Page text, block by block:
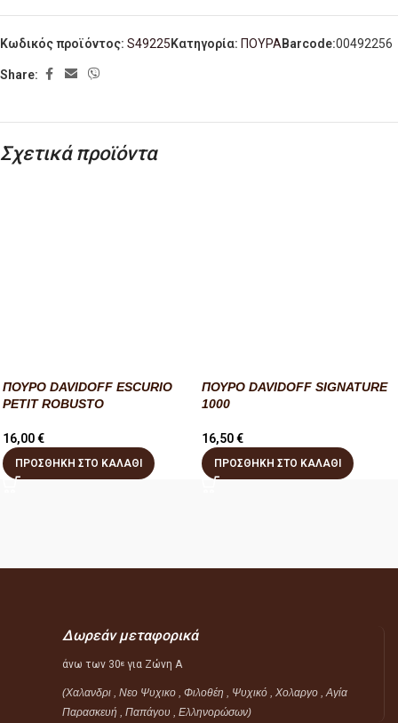
Κωδικός προϊόντος: S49225Κατηγορία: ΠΟΥΡΑBarcode:00492256
Share:
Σχετικά προϊόντα
ΠΟΥΡΟ DAVIDOFF ESCURIO
PETIT ROBUSTO
16,00€
ΠΡΟΣΘΉΚΗ ΣΤΟ ΚΑΛΆΘΙ
ΠΟΥΡΟ DAVIDOFF SIGNATURE
1000
16,50€
ΠΡΟΣΘΉΚΗ ΣΤΟ ΚΑΛΆΘΙ
Δωρεάν μεταφορικά
άνω των 30ε για Ζώνη Α
(Χαλανδρι , Νεο Ψυχικο , Φιλοθέη , Ψυχικό , Χολαργο , Αγία
Παρασκευή , Παπάγου , Ελληνορώσων)